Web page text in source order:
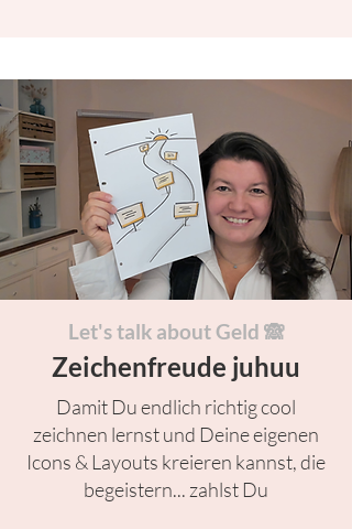
Let's talk about Geld 🙈
Zeichenfreude juhuu
Damit Du endlich richtig cool
zeichnen lernst und Deine eigenen
Icons & Layouts kreieren kannst, die
begeistern... zahlst Du